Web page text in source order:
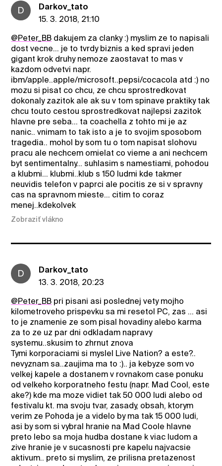
D
Darkov_tato
15. 3. 2018, 21:10
@Peter_BB dakujem za clanky :) myslim ze to napisali
dost vecne... je to tvrdy biznis a ked spravi jeden
gigant krok druhy nemoze zaostavat to mas v
kazdom odvetvi napr.
ibm/apple..apple/microsoft..pepsi/cocacola atd :) no
mozu si pisat co chcu, ze chcu sprostredkovat
dokonaly zazitok ale ak su v tom spinave praktiky tak
chcu touto cestou sprostredkovat najlepsi zazitok
hlavne pre seba... ta coachella z tohto mi je az
nanic.. vnimam to tak isto a je to svojim sposobom
tragedia.. mohol by som tu o tom napisat slohovu
pracu ale nechcem omielat co vieme a ani nechcem
byt sentimentalny... suhlasim s namestiami, pohodou
a klubmi... klubmi..klub s 150 ludmi kde takmer
neuvidis telefon v paprci ale pocitis ze si v spravny
cas na spravnom mieste... citim to coraz
menej..kdekolvek
Zobraziť vlákno
D
Darkov_tato
13. 3. 2018, 20:23
@Peter_BB pri pisani asi poslednej vety mojho
kilometroveho prispevku sa mi resetol PC, zas ... asi
to je znamenie ze som pisal hovadiny alebo karma
za to ze uz par dni odkladam napravy
systemu..skusim to zhrnut znova
Tymi korporaciami si myslel Live Nation? a este?..
nevyznam sa..zaujima ma to :).. ja kebyze som vo
velkej kapele a dostanem v rovnakom case ponuku
od velkeho korporatneho festu (napr. Mad Cool, este
ake?) kde ma moze vidiet tak 50 000 ludi alebo od
festivalu kt. ma svoju tvar, zasady, obsah, ktorym
verim ze Pohoda je a videlo by ma tak 15 000 ludi,
asi by som si vybral hranie na Mad Coole hlavne
preto lebo sa moja hudba dostane k viac ludom a
zive hranie je v sucasnosti pre kapelu najvacsie
aktivum.. preto si myslim, ze prilisna pretazenost